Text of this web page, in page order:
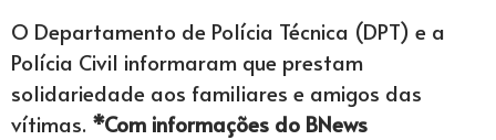
O Departamento de Polícia Técnica (DPT) e a
Polícia Civil informaram que prestam
solidariedade aos familiares e amigos das
vítimas. *Com informações do BNews